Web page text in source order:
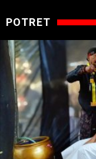
POTRET